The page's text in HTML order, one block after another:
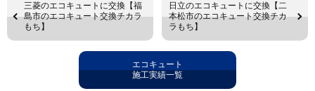
三菱のエコキュートに交換【福
島市のエコキュート交換チカラ
もち】
日立のエコキュートに交換【二
本松市のエコキュート交換チカ
ラもち】
エコキュート
施工実績一覧